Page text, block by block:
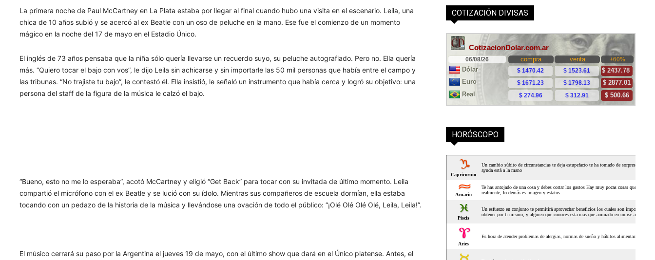
La primera noche de Paul McCartney en La Plata estaba por llegar al final cuando hubo una visita en el escenario. Leila, una
chica de 10 años subió y se acercó al ex Beatle con un oso de peluche en la mano. Ese fue el comienzo de un momento
mágico en la noche del 17 de mayo en el Estadio Único.
El inglés de 73 años pensaba que la niña sólo quería llevarse un recuerdo suyo, su peluche autografiado. Pero no. Ella quería
más. “Quiero tocar el bajo con vos”, le dijo Leila sin achicarse y sin importarle las 50 mil personas que había entre el campo y
las tribunas. “No trajiste tu bajo”, le contestó él. Ella insistió, le señaló un instrumento que había cerca y logró su objetivo: una
persona del staff de la figura de la música le calzó el bajo.
“Bueno, esto no me lo esperaba”, acotó McCartney y eligió “Get Back” para tocar con su invitada de último momento. Leila
compartió el micrófono con el ex Beatle y se lució con su ídolo. Mientras sus compañeros de escuela dormían, ella estaba
tocando con un pedazo de la historia de la música y llevándose una ovación de todo el público: “¡Olé Olé Olé Olé, Leila, Leila!”.
El músico cerrará su paso por la Argentina el jueves 19 de mayo, con el último show que dará en el Único platense. Antes, el
COTIZACIÓN DIVISAS
HORÓSCOPO